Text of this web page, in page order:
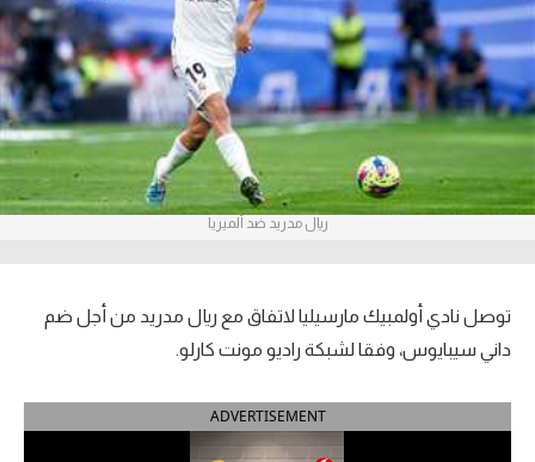
آراء حرة
ركن الألعاب
الدوري الإنجليزي الممتاز
الدوري الإسباني
ريال مدريد ضد ألميريا
توصل نادي أولمبيك مارسيليا لاتفاق مع ريال مدريد من أجل ضم
داني سيبايوس، وفقا لشبكة راديو مونت كارلو.
ADVERTISEMENT